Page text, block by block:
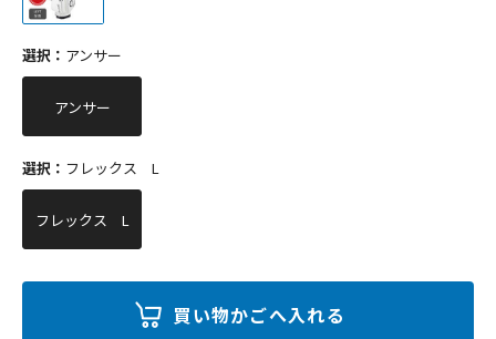
選択： アンサー
アンサー
選択： フレックス L
フレックス L